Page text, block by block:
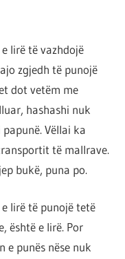
lirë të vazhdojë
zgjedh të punojë
dot vetëm me
hashashi nuk
Vëllai ka
të mallrave.
bukë, puna po.
lirë të punojë tetë
është e lirë. Por
e punës nëse nuk